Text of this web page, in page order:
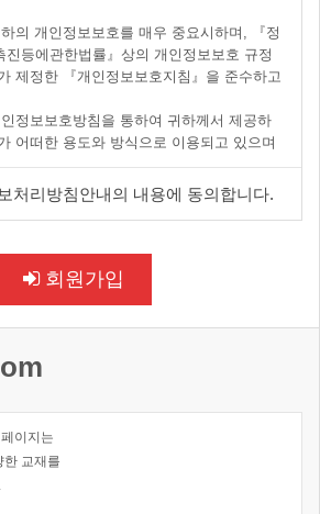
용일자 전일까지 공지함으로써 효력이 발생
변경된 약관에 동의하지 않을 경우 교회가
이용자탈퇴를 요청할 수 있으며, 변경된
일 이후에도 서비스를 계속 사용할 경우 약
동의한 것으로 간주합니다.
정할 경우에는 그 개정약관은 그 적용일자
계약에만 적용되고 그 이전에 이미 체결된
개정 전의 약관조항이 적용됩니다. 단, 이
은 경우에는 개정약관 조항이 적용됩니다.
지 아니한 사항과 이 약관의 해석에 관하여
주요한 용어의 정의는 다음과 같습니다.
의 개인정보보호를 매우 중요시하며, 『정
진등에관한법률』상의 개인정보보호 규정
제정한 『개인정보보호지침』을 준수하고
정보보호방침을 통하여 귀하께서 제공하
어떠한 용도와 방식으로 이용되고 있으며
위해 어떠한 조치가 취해지고 있는지 알려
인정보보호방침을 홈페이지 첫 화면 하단에
.
인정보취급방침을 개정하는 경우 웹사이트
또는 「동의하지 않는다」버튼을 클릭할
로 봅니다.
처리방침안내의 내용에 동의합니다.
회원가입
이지는
한 교재를